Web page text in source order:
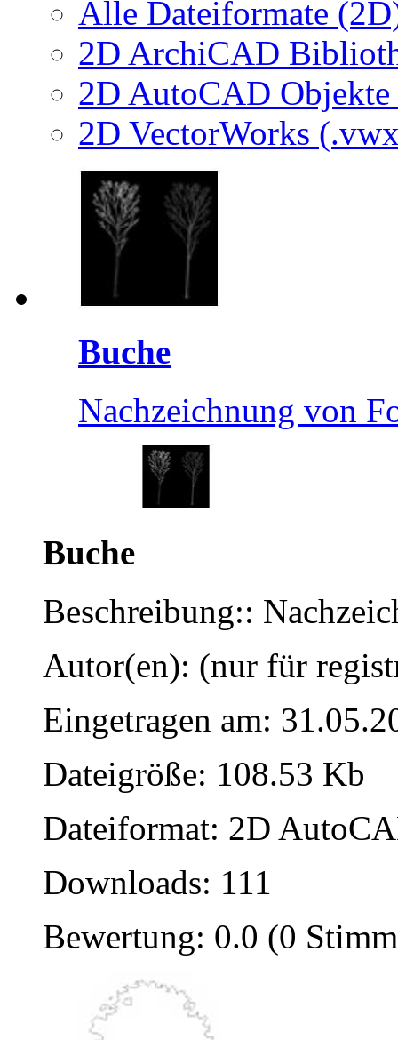
Alle Dateiformate
2D ArchiCAD
2D AutoCAD
2D VectorWorks
Buche
Nachzeichnung von
Buche
Beschreibung::
Autor(en): (nur für
Eingetragen am:
Dateigröße: 108.53 Kb
Dateiformat: 2D
Downloads: 111
Bewertung: 0.0 (0